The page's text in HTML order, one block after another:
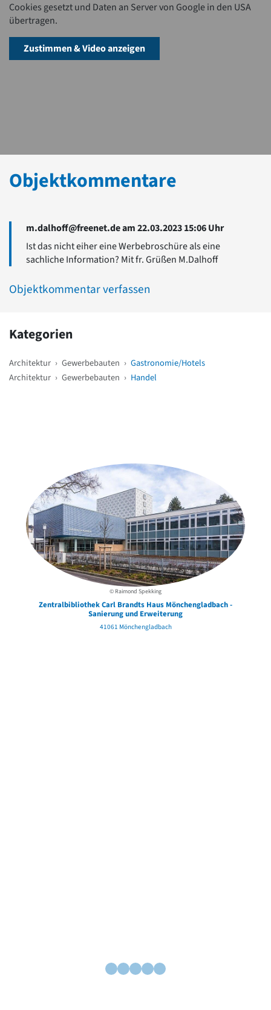
Cookies gesetzt und Daten an Server von Google in den USA
übertragen.
Zustimmen & Video anzeigen
Objektkommentare
m.dalhoff@freenet.de am 22.03.2023 15:06 Uhr
Ist das nicht eiher eine Werbebroschüre als eine
sachliche Information? Mit fr. Grüßen M.Dalhoff
Objektkommentar verfassen
Kategorien
Architektur › Gewerbebauten › Gastronomie/Hotels
Architektur › Gewerbebauten › Handel
© Raimond Spekking
Zentralbibliothek Carl Brandts Haus Mönchengladbach -
Sanierung und Erweiterung
41061 Mönchengladbach